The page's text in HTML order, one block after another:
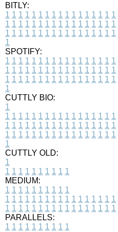
BITLY:
1 1 1 1 1 1 1 1 1 1 1 1 1 1 1 1 1
1 1 1 1 1 1 1 1 1 1 1 1 1 1 1 1 1
1 1 1 1 1 1 1 1 1 1 1 1 1 1 1 1 1
1
SPOTIFY:
1 1 1 1 1 1 1 1 1 1 1 1 1 1 1 1 1
1 1 1 1 1 1 1 1 1 1 1 1 1 1 1 1 1
1 1 1 1 1 1 1 1 1 1 1 1 1 1 1 1 1
1
CUTTLY BIO:
1
1 1 1 1 1 1 1 1 1 1 1 1 1 1 1 1 1
1 1 1 1 1 1 1 1 1 1 1 1 1 1 1 1 1
1 1 1 1 1 1 1 1 1 1 1 1 1 1 1 1 1
1
CUTTLY OLD:
1
1 1 1 1 1 1 1 1 1 1
MEDIUM:
1 1 1 1 1 1 1 1 1 1
1 1 1 1 1 1 1 1 1 1 1 1 1 1 1 1 1
1 1 1 1 1 1 1 1 1 1 1 1 1 1 1 1 1
PARALLELS:
1 1 1 1 1 1 1 1 1 1